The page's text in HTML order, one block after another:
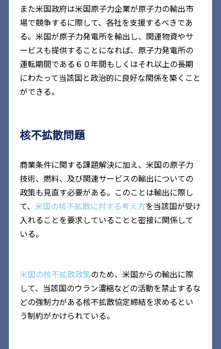
また米国政府は米国原子力企業が原子力の輸出市
場で競争するに際して、各社を支援するべきであ
る。米国が原子力発電所を輸出し、関連物資やサ
ービスも提供することになれば、原子力発電所の
運転期間である６０年間もしくはそれ以上の長期
にわたって当該国と政治的に良好な関係を築くこと
ができる。
核不拡散問題
商業条件に関する課題解決に加え、米国の原子力
技術、燃料、及び関連サービスの輸出についての
政策も見直す必要がある。このことは輸出に際し
て、米国の核不拡散に対する考え方を当該国が受け
入れることを要求していることと密接に関係して
いる。
米国の核不拡散政策のため、米国からの輸出に際
して、当該国のウラン濃縮などの活動を禁止するな
どの強制力がある核不拡散協定締結を求めるとい
う制約がかけられている。